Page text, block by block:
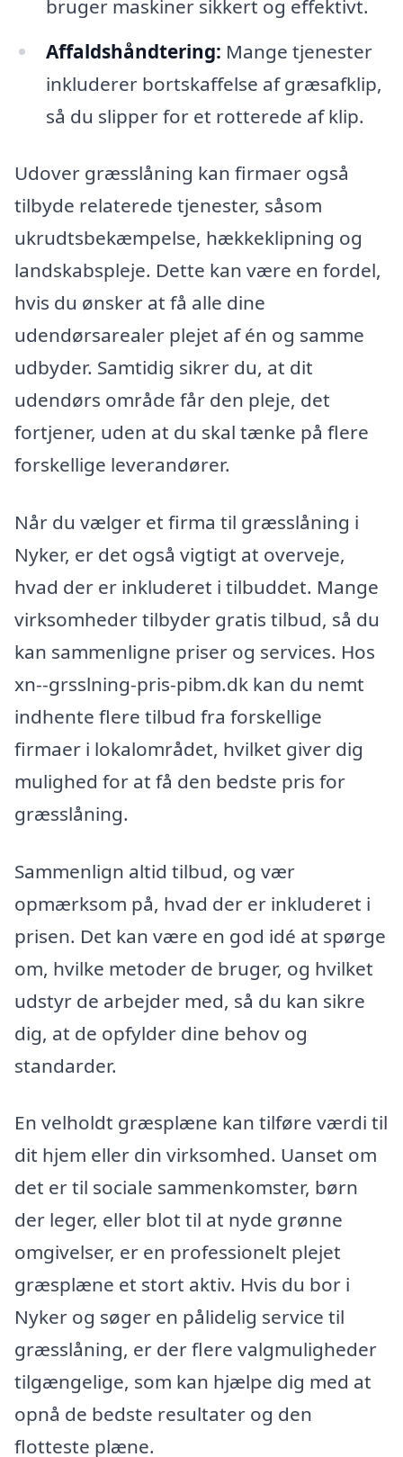
bruger maskiner sikkert og effektivt.
Affaldshåndtering: Mange tjenester
inkluderer bortskaffelse af græsafklip,
så du slipper for et rotterede af klip.
Udover græsslåning kan firmaer også
tilbyde relaterede tjenester, såsom
ukrudtsbekæmpelse, hækkeklipning og
landskabspleje. Dette kan være en fordel,
hvis du ønsker at få alle dine
udendørsarealer plejet af én og samme
udbyder. Samtidig sikrer du, at dit
udendørs område får den pleje, det
fortjener, uden at du skal tænke på flere
forskellige leverandører.
Når du vælger et firma til græsslåning i
Nyker, er det også vigtigt at overveje,
hvad der er inkluderet i tilbuddet. Mange
virksomheder tilbyder gratis tilbud, så du
kan sammenligne priser og services. Hos
xn--grsslning-pris-pibm.dk kan du nemt
indhente flere tilbud fra forskellige
firmaer i lokalområdet, hvilket giver dig
mulighed for at få den bedste pris for
græsslåning.
Sammenlign altid tilbud, og vær
opmærksom på, hvad der er inkluderet i
prisen. Det kan være en god idé at spørge
om, hvilke metoder de bruger, og hvilket
udstyr de arbejder med, så du kan sikre
dig, at de opfylder dine behov og
standarder.
En velholdt græsplæne kan tilføre værdi til
dit hjem eller din virksomhed. Uanset om
det er til sociale sammenkomster, børn
der leger, eller blot til at nyde grønne
omgivelser, er en professionelt plejet
græsplæne et stort aktiv. Hvis du bor i
Nyker og søger en pålidelig service til
græsslåning, er der flere valgmuligheder
tilgængelige, som kan hjælpe dig med at
opnå de bedste resultater og den
flotteste plæne.